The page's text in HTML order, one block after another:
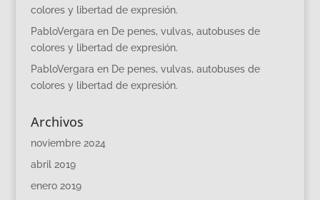
colores y libertad de expresión.
PabloVergara en De penes, vulvas, autobuses de
colores y libertad de expresión.
PabloVergara en De penes, vulvas, autobuses de
colores y libertad de expresión.
Archivos
noviembre 2024
abril 2019
enero 2019